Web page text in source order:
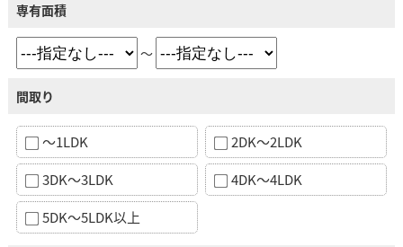
専有面積
～
間取り
～1LDK
2DK～2LDK
3DK～3LDK
4DK～4LDK
5DK～5LDK以上